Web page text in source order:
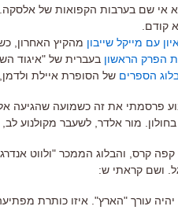
קודם.
עם מייקל שייבון מהקיץ האחרון,
הפרק הראשון בעברית של "איגוד
הספרים של הסופרת איילת
פרסמתי את זה כשמועה שהגיעה
מור אלדר, לשעבר מקולנוע
קרס, והבלוג הממכר "ולווט
ושם קראתי ש:
עורך "הארץ". איזו כותרת